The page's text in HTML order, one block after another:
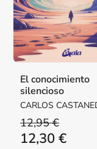
El conocimiento
silencioso
CARLOS
12,95 €
12,30 €